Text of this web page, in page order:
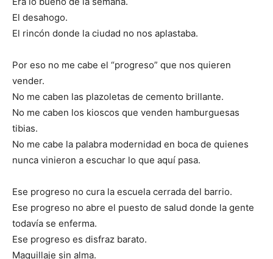
El desahogo.
El rincón donde la ciudad no nos aplastaba.
Por eso no me cabe el “progreso” que nos quieren
vender.
No me caben las plazoletas de cemento brillante.
No me caben los kioscos que venden hamburguesas
tibias.
No me cabe la palabra modernidad en boca de quienes
nunca vinieron a escuchar lo que aquí pasa.
Ese progreso no cura la escuela cerrada del barrio.
Ese progreso no abre el puesto de salud donde la gente
todavía se enferma.
Ese progreso es disfraz barato.
Maquillaje sin alma.